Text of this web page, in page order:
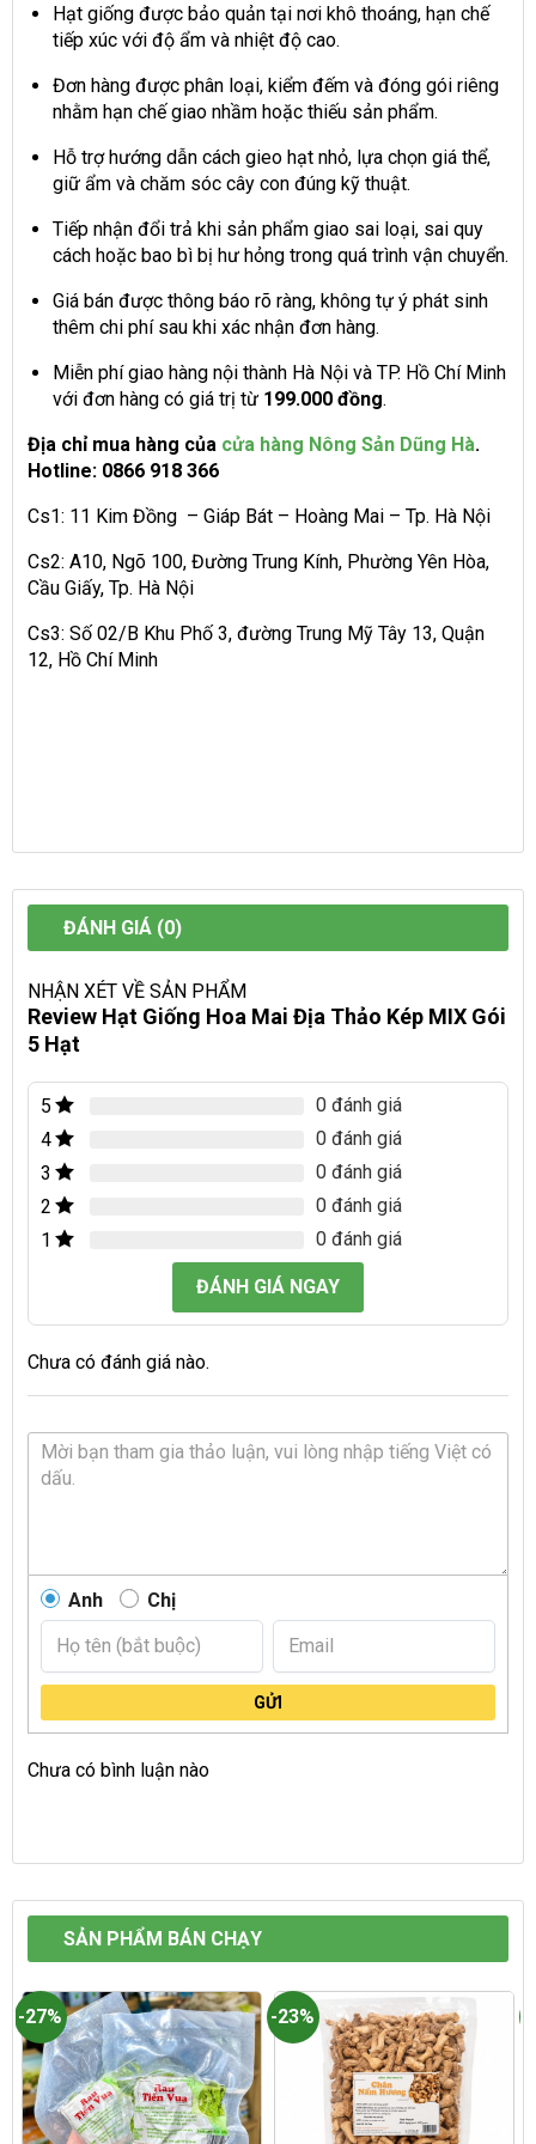
Hạt giống được bảo quản tại nơi khô thoáng, hạn chế
tiếp xúc với độ ẩm và nhiệt độ cao.
Đơn hàng được phân loại, kiểm đếm và đóng gói riêng
nhằm hạn chế giao nhầm hoặc thiếu sản phẩm.
Hỗ trợ hướng dẫn cách gieo hạt nhỏ, lựa chọn giá thể,
giữ ẩm và chăm sóc cây con đúng kỹ thuật.
Tiếp nhận đổi trả khi sản phẩm giao sai loại, sai quy
cách hoặc bao bì bị hư hỏng trong quá trình vận chuyển.
Giá bán được thông báo rõ ràng, không tự ý phát sinh
thêm chi phí sau khi xác nhận đơn hàng.
Miễn phí giao hàng nội thành Hà Nội và TP. Hồ Chí Minh
với đơn hàng có giá trị từ 199.000 đồng.
Địa chỉ mua hàng của cửa hàng Nông Sản Dũng Hà.
Hotline: 0866 918 366
Cs1: 11 Kim Đồng – Giáp Bát – Hoàng Mai – Tp. Hà Nội
Cs2: A10, Ngõ 100, Đường Trung Kính, Phường Yên Hòa,
Cầu Giấy, Tp. Hà Nội
Cs3: Số 02/B Khu Phố 3, đường Trung Mỹ Tây 13, Quận
12, Hồ Chí Minh
ĐÁNH GIÁ (0)
NHẬN XÉT VỀ SẢN PHẨM
Review Hạt Giống Hoa Mai Địa Thảo Kép MIX Gói
5 Hạt
5
0 đánh giá
4
0 đánh giá
3
0 đánh giá
2
0 đánh giá
1
0 đánh giá
ĐÁNH GIÁ NGAY
Chưa có đánh giá nào.
Anh Chị
GỬI
Chưa có bình luận nào
SẢN PHẨM BÁN CHẠY
-27% -23%